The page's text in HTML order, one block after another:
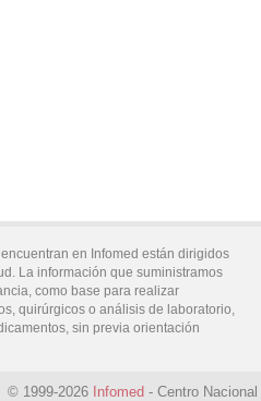
en Infomed están dirigidos
La información que suministramos
como base para realizar
quirúrgicos o análisis de laboratorio,
sin previa orientación
© 1999-2026 Infomed - Centro